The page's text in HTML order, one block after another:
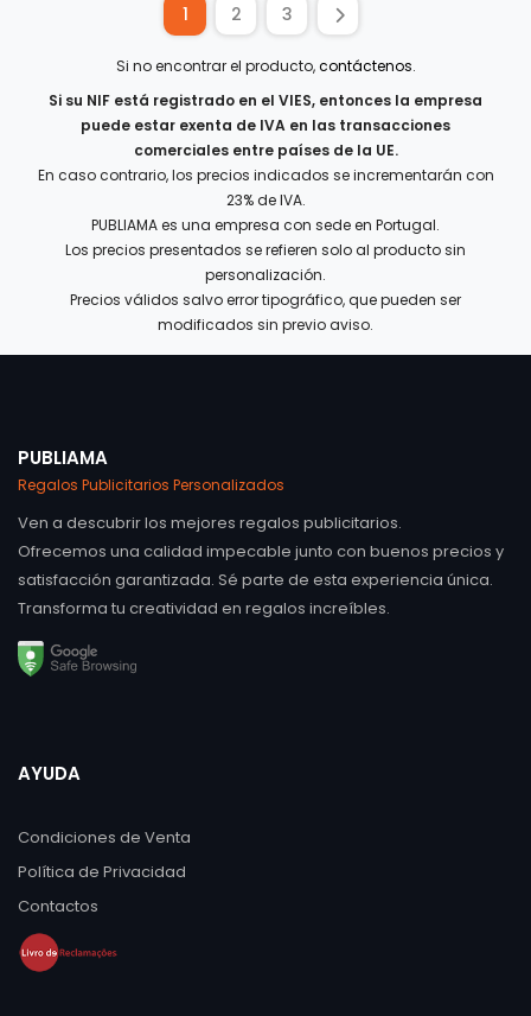
1 2 3
Si no encontrar el producto,contáctenos.
Si su NIF está registrado en el VIES, entonces la empresa
puede estar exenta de IVA en las transacciones
comerciales entre países de la UE.
En caso contrario, los precios indicados se incrementarán con
23% de IVA.
PUBLIAMA es una empresa con sede en Portugal.
Los precios presentados se refieren solo al producto sin
personalización.
Precios válidos salvo error tipográfico, que pueden ser
modificados sin previo aviso.
PUBLIAMA
Regalos Publicitarios Personalizados
Ven a descubrir los mejores regalos publicitarios.
Ofrecemos una calidad impecable junto con buenos precios y
satisfacción garantizada. Sé parte de esta experiencia única.
Transforma tu creatividad en regalos increíbles.
AYUDA
Condiciones de Venta
Política de Privacidad
Contactos